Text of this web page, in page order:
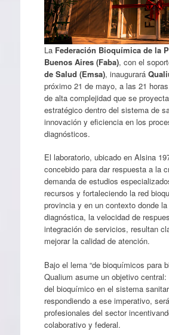
La Federación Bioquímica de la
Buenos Aires (Faba), con el
de Salud (Emsa), inaugurará
próximo 21 de mayo, a las 21
de alta complejidad que se
estratégico dentro del sistema de
innovación y eficiencia en los
diagnósticos.
El laboratorio, ubicado en Alsina
concebido para dar respuesta a la
demanda de estudios
recursos y fortaleciendo la red
provincia y en un contexto donde
diagnóstica, la velocidad de
integración de servicios, resultan
mejorar la calidad de atención.
Bajo el lema “de bioquímicos para
Qualium asume un objetivo
del bioquímico en el sistema
respondiendo a ese imperativo,
profesionales del sector
colaborativo y federal.